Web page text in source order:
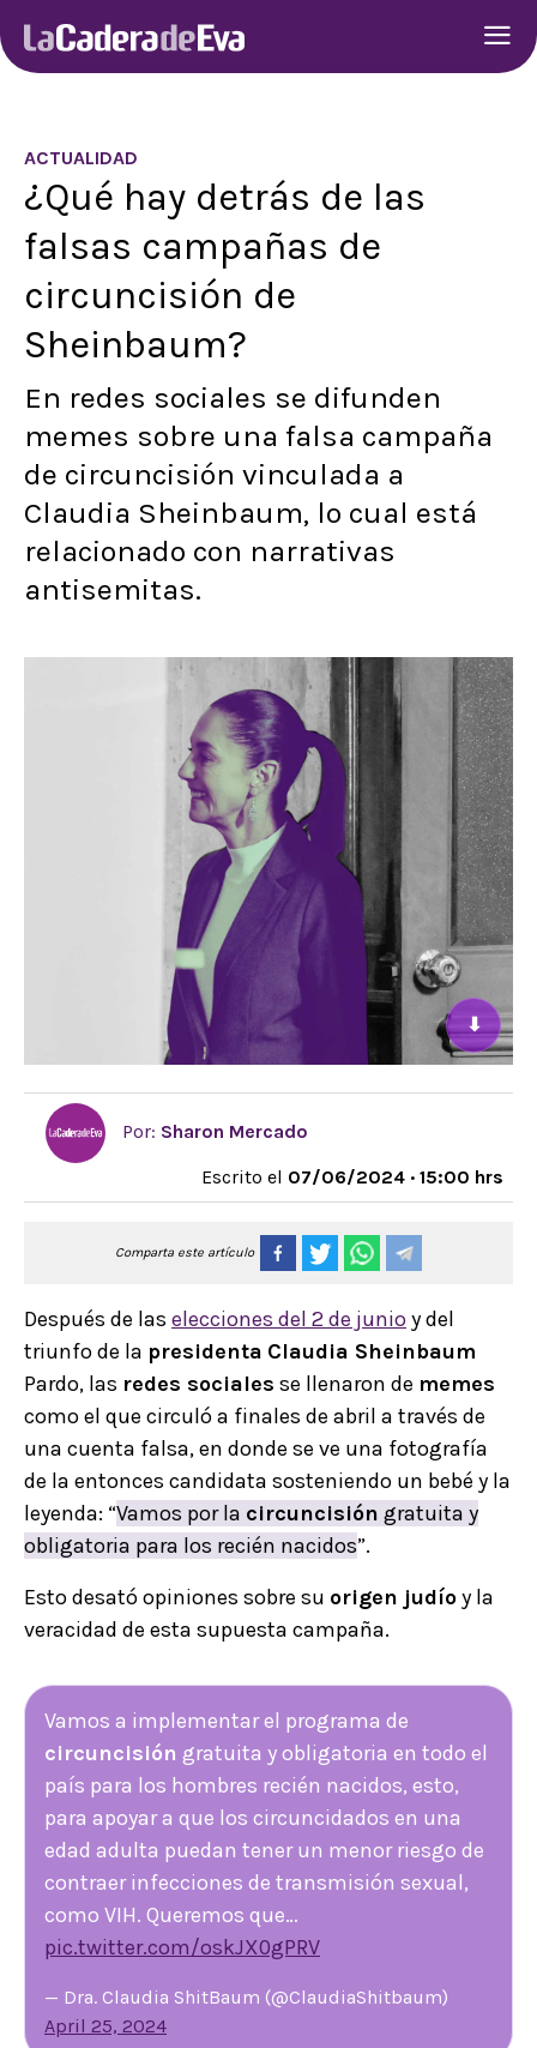
ACTUALIDAD
¿Qué hay detrás de las
falsas campañas de
circuncisión de
Sheinbaum?
En redes sociales se difunden
memes sobre una falsa campaña
de circuncisión vinculada a
Claudia Sheinbaum, lo cual está
relacionado con narrativas
antisemitas.
⬇
Por: Sharon Mercado
Escrito el 07/06/2024 · 15:00 hrs
Comparta este artículo
Después de las elecciones del 2 de junio y del
triunfo de la presidenta Claudia Sheinbaum
Pardo, las redes sociales se llenaron de memes
como el que circuló a finales de abril a través de
una cuenta falsa, en donde se ve una fotografía
de la entonces candidata sosteniendo un bebé y la
leyenda: “Vamos por la circuncisión gratuita y
obligatoria para los recién nacidos”.
Esto desató opiniones sobre su origen judíoy la
veracidad de esta supuesta campaña.
Vamos a implementar el programa de
circuncisión gratuita y obligatoria en todo el
país para los hombres recién nacidos, esto,
para apoyar a que los circuncidados en una
edad adulta puedan tener un menor riesgo de
contraer infecciones de transmisión sexual,
como VIH. Queremos que…
pic.twitter.com/oskJX0gPRV
— Dra. Claudia ShitBaum (@ClaudiaShitbaum)
April 25, 2024